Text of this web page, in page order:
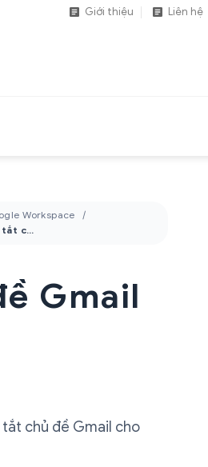
Giới thiệu Liên hệ
Workspace
Bật hoặc tắt chủ đề Gmail cho người dùng
Gmail
chủ đề Gmail cho